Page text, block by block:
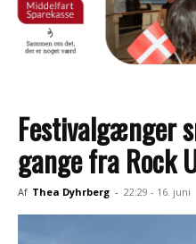
Festivalgænger
gange fra Rock
Af Thea Dyhrberg - 22:29 - 16. juni